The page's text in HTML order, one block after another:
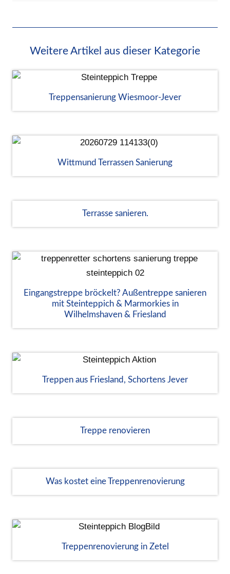
Weitere Artikel aus dieser Kategorie
Treppensanierung Wiesmoor-Jever
Wittmund Terrassen Sanierung
Terrasse sanieren.
Eingangstreppe bröckelt? Außentreppe sanieren
mit Steinteppich & Marmorkies in
Wilhelmshaven & Friesland
Treppen aus Friesland, Schortens Jever
Treppe renovieren
Was kostet eine Treppenrenovierung
Treppenrenovierung in Zetel